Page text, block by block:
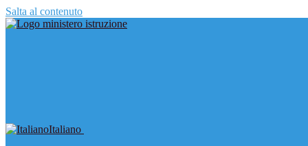
Salta al contenuto
Italiano